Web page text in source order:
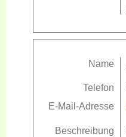
Name
Telefon
E-Mail-Adresse
Beschreibung